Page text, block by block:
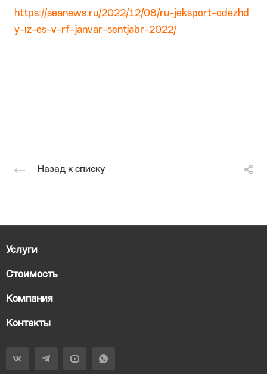
https://seanews.ru/2022/12/08/ru-jeksport-odezhd
y-iz-es-v-rf-janvar-sentjabr-2022/
Назад к списку
Услуги
Стоимость
Компания
Контакты